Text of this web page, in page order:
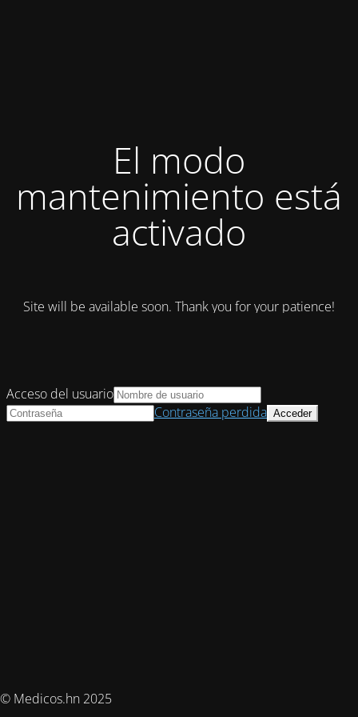
El modo
mantenimiento está
activado
Site will be available soon. Thank you for your patience!
© Medicos.hn 2025
Acceso del usuario
Contraseña perdida